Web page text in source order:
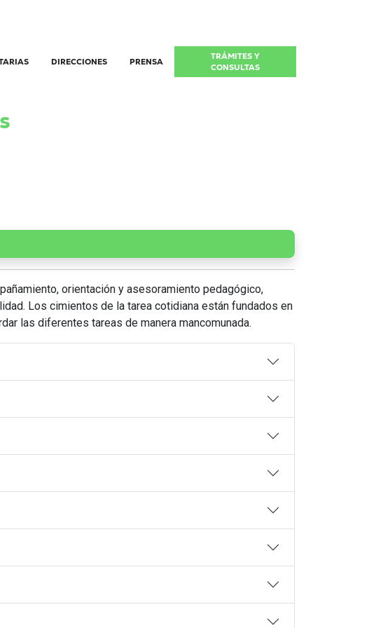
DIRECCIONES PRENSA
TRÁMITES Y
CONSULTAS
orientación y asesoramiento pedagógico,
Los cimientos de la tarea cotidiana están fundados en
las diferentes tareas de manera mancomunada.